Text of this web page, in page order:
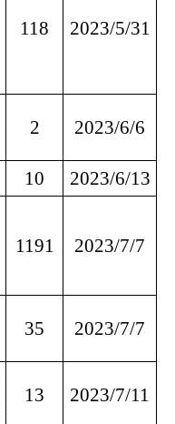
118 2023/5/31
2 2023/6/6
10
2023/6/13
1191 2023/7/7
35 2023/7/7
13 2023/7/11